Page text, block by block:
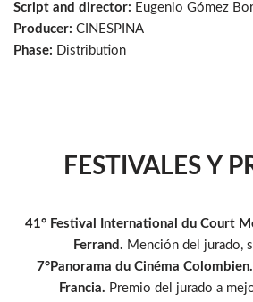
Script and director: Eugenio Gómez
Producer: CINESPINA
Phase: Distribution
FESTIVALES Y
41° Festival International du Court
Ferrand. Mención del jurado,
7°Panorama du Cinéma
Francia. Premio del jurado a